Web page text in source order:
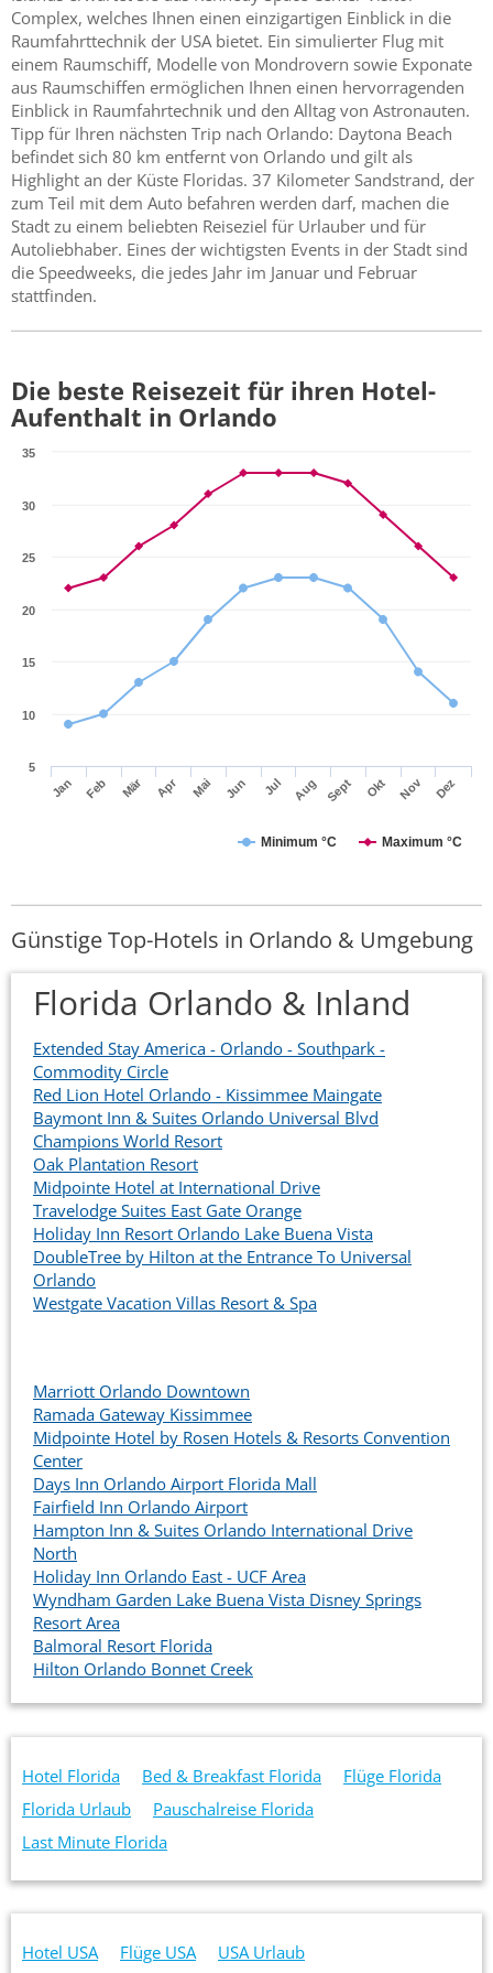
Complex, welches Ihnen einen einzigartigen Einblick in die
Raumfahrttechnik der USA bietet. Ein simulierter Flug mit
einem Raumschiff, Modelle von Mondrovern sowie Exponate
aus Raumschiffen ermöglichen Ihnen einen hervorragenden
Einblick in Raumfahrtechnik und den Alltag von Astronauten.
Tipp für Ihren nächsten Trip nach Orlando: Daytona Beach
befindet sich 80 km entfernt von Orlando und gilt als
Highlight an der Küste Floridas. 37 Kilometer Sandstrand, der
zum Teil mit dem Auto befahren werden darf, machen die
Stadt zu einem beliebten Reiseziel für Urlauber und für
Autoliebhaber. Eines der wichtigsten Events in der Stadt sind
die Speedweeks, die jedes Jahr im Januar und Februar
stattfinden.
Die beste Reisezeit für ihren Hotel-
Aufenthalt in Orlando
Minimum °C Maximum °C
Jan Feb Mär Apr Mai Jun Jul Aug Sept Okt Nov Dez
5
10
15
20
25
30
35
Günstige Top-Hotels in Orlando & Umgebung
Florida Orlando & Inland
Extended Stay America - Orlando - Southpark -
Commodity Circle
Red Lion Hotel Orlando - Kissimmee Maingate
Baymont Inn & Suites Orlando Universal Blvd
Champions World Resort
Oak Plantation Resort
Midpointe Hotel at International Drive
Travelodge Suites East Gate Orange
Holiday Inn Resort Orlando Lake Buena Vista
DoubleTree by Hilton at the Entrance To Universal
Orlando
Westgate Vacation Villas Resort & Spa
Marriott Orlando Downtown
Ramada Gateway Kissimmee
Midpointe Hotel by Rosen Hotels & Resorts Convention
Center
Days Inn Orlando Airport Florida Mall
Fairfield Inn Orlando Airport
Hampton Inn & Suites Orlando International Drive
North
Holiday Inn Orlando East - UCF Area
Wyndham Garden Lake Buena Vista Disney Springs
Resort Area
Balmoral Resort Florida
Hilton Orlando Bonnet Creek
Hotel Florida Bed & Breakfast Florida
Flüge Florida
Florida Urlaub
Pauschalreise Florida
Last Minute Florida
Hotel USA Flüge USA
USA Urlaub